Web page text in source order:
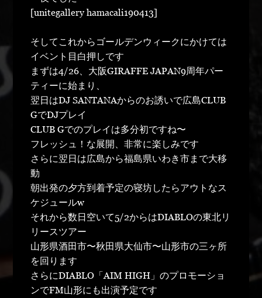
[unitegallery hamacali190413]
そしてこれからゴールデンウィークにかけては
イベント目白押しです
まずは4/26、大阪GIRAFFE JAPAN9周年パー
ティーに始まり、
翌日はDJ SANTANAからのお誘いで広島CLUB
GでDJプレイ
CLUB Gでのプレイは多分初ですね〜
フレッシュ！な展開、非常に楽しみです
さらに翌日は広島から福島県いわき市まで大移
動
朝出発の夕方到着予定の寝坊したらアウトなス
ケジュールw
それから数日空いて5/2からはDIABLOの東北リ
リースツアー
山形県酒田市〜秋田県大仙市〜山形市の三ヶ所
を回ります
さらにDIABLO「AIM HIGH」のプロモーショ
ンでFM山形にも出演予定です